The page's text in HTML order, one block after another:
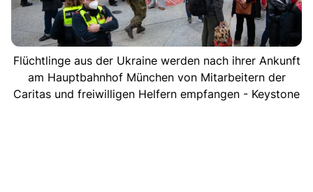
Flüchtlinge aus der Ukraine werden nach ihrer Ankunft
am Hauptbahnhof München von Mitarbeitern der
Caritas und freiwilligen Helfern empfangen - Keystone